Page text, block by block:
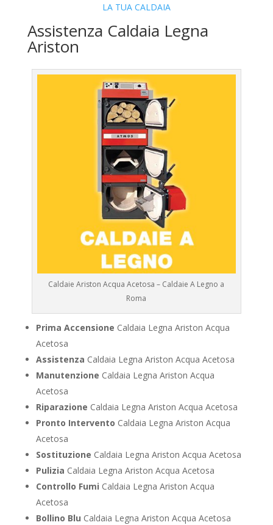
LA TUA CALDAIA
Assistenza Caldaia Legna
Ariston
Caldaie Ariston Acqua Acetosa – Caldaie A Legno a
Roma
Prima Accensione Caldaia Legna Ariston Acqua
Acetosa
Assistenza Caldaia Legna Ariston Acqua Acetosa
Manutenzione Caldaia Legna Ariston Acqua
Acetosa
Riparazione Caldaia Legna Ariston Acqua Acetosa
Pronto Intervento Caldaia Legna Ariston Acqua
Acetosa
Sostituzione Caldaia Legna Ariston Acqua Acetosa
Pulizia Caldaia Legna Ariston Acqua Acetosa
Controllo Fumi Caldaia Legna Ariston Acqua
Acetosa
Bollino Blu Caldaia Legna Ariston Acqua Acetosa